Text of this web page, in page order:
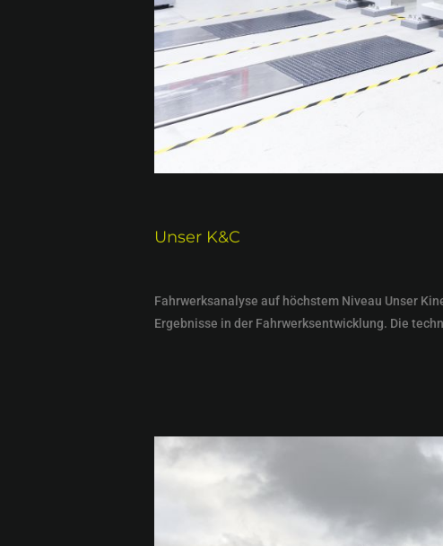
Unser K&C
Fahrwerksanalyse auf höchstem Niveau Unser
Ergebnisse in der Fahrwerksentwicklung. Die